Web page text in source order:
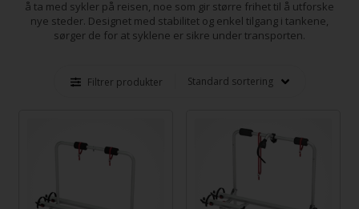
å ta med sykler på reisen, noe som gir større frihet til å utforske
nye steder. Designet med stabilitet og enkel tilgang i tankene,
sørger de for at syklene er sikre under transporten.
Filtrer produkter